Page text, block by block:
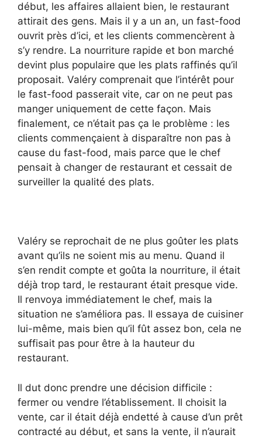
début, les affaires allaient bien, le restaurant
attirait des gens. Mais il y a un an, un fast-food
ouvrit près d’ici, et les clients commencèrent à
s’y rendre. La nourriture rapide et bon marché
devint plus populaire que les plats raffinés qu’il
proposait. Valéry comprenait que l’intérêt pour
le fast-food passerait vite, car on ne peut pas
manger uniquement de cette façon. Mais
finalement, ce n’était pas ça le problème : les
clients commençaient à disparaître non pas à
cause du fast-food, mais parce que le chef
pensait à changer de restaurant et cessait de
surveiller la qualité des plats.
Valéry se reprochait de ne plus goûter les plats
avant qu’ils ne soient mis au menu. Quand il
s’en rendit compte et goûta la nourriture, il était
déjà trop tard, le restaurant était presque vide.
Il renvoya immédiatement le chef, mais la
situation ne s’améliora pas. Il essaya de cuisiner
lui-même, mais bien qu’il fût assez bon, cela ne
suffisait pas pour être à la hauteur du
restaurant.
Il dut donc prendre une décision difficile :
fermer ou vendre l’établissement. Il choisit la
vente, car il était déjà endetté à cause d’un prêt
contracté au début, et sans la vente, il n’aurait